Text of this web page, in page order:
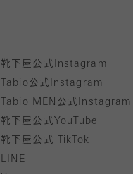
靴下屋公式 Instagram
Tabio 公式 Instagram
Tabio MEN 公式 Instagram
靴下屋公式 YouTube
靴下屋公式
TikTok
LINE